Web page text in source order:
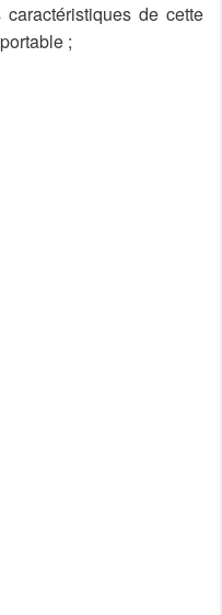
de cette
;